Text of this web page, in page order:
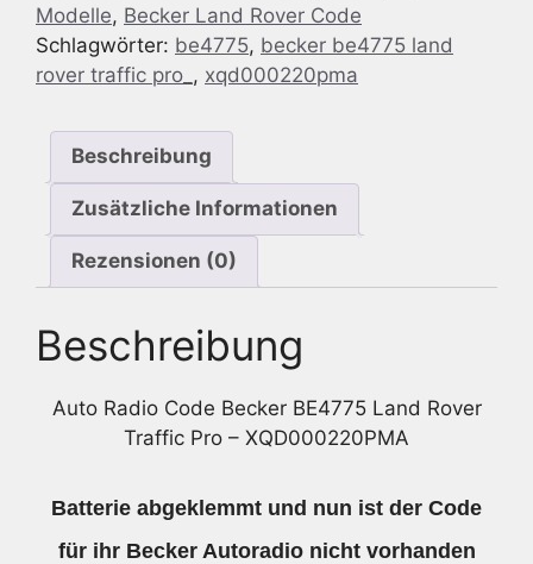
BE4775
Land
Rover
Pro
Menge
Modelle, Becker Land Rover Code
Schlagwörter: be4775, becker be4775 land
rover traffic pro_ , xqd000220pma
Beschreibung
Zusätzliche Informationen
Rezensionen (0)
Beschreibung
Auto Radio Code Becker BE4775 Land Rover
Traffic Pro – XQD000220PMA
Batterie abgeklemmt und nun ist der Code
für ihr Becker Autoradio nicht vorhanden